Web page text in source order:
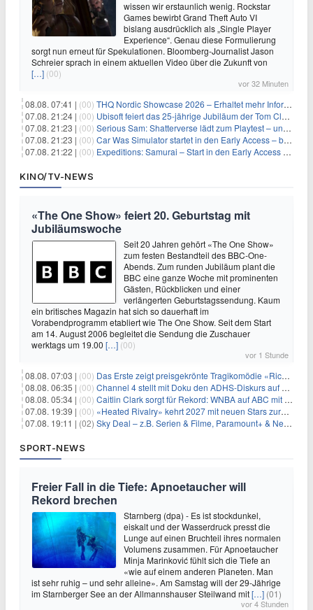
wissen wir erstaunlich wenig. Rockstar
Games bewirbt Grand Theft Auto VI
bislang ausdrücklich als „Single Player
Experience“. Genau diese Formulierung
sorgt nun erneut für Spekulationen. Bloomberg-Journalist Jason
Schreier sprach in einem aktuellen Video über die Zukunft von
[…] (00)
vor 32 Minuten
08.08. 07:41 | (00) THQ Nordic Showcase 2026 – Erhaltet mehr Informationen
07.08. 21:24 | (00) Ubisoft feiert das 25-jährige Jubiläum der Tom Clancy’s Ghost Recon-Reihe
07.08. 21:23 | (00) Serious Sam: Shatterverse lädt zum Playtest – und erscheint schon bald!
07.08. 21:23 | (00) Car Was Simulator startet in den Early Access – bald gehts los!
07.08. 21:22 | (00) Expeditions: Samurai – Start in den Early Access ab heute im feudalen Japan
KINO/TV-NEWS
«The One Show» feiert 20. Geburtstag mit
Jubiläumswoche
Seit 20 Jahren gehört «The One Show»
zum festen Bestandteil des BBC-One-
Abends. Zum runden Jubiläum plant die
BBC eine ganze Woche mit prominenten
Gästen, Rückblicken und einer
verlängerten Geburtstagssendung. Kaum
ein britisches Magazin hat sich so dauerhaft im
Vorabendprogramm etabliert wie The One Show. Seit dem Start
am 14. August 2006 begleitet die Sendung die Zuschauer
werktags um 19.00 […] (00)
vor 1 Stunde
08.08. 07:03 | (00) Das Erste zeigt preisgekrönte Tragikomödie «Rickerl» als Free-TV-Premiere
08.08. 06:35 | (00) Channel 4 stellt mit Doku den ADHS-Diskurs auf den Prüfstand
08.08. 05:34 | (00) Caitlin Clark sorgt für Rekord: WNBA auf ABC mit 2,5 Millionen Zuschauern
07.08. 19:39 | (00) «Heated Rivalry» kehrt 2027 mit neuen Stars zurück
07.08. 19:11 | (02) Sky Deal – z.B. Serien & Filme, Paramount+ & Netflix für 19,99€/Monat
SPORT-NEWS
Freier Fall in die Tiefe: Apnoetaucher will
Rekord brechen
Starnberg (dpa) - Es ist stockdunkel,
eiskalt und der Wasserdruck presst die
Lunge auf einen Bruchteil ihres normalen
Volumens zusammen. Für Apnoetaucher
Minja Marinković fühlt sich die Tiefe an
«wie auf einem anderen Planeten. Man
ist sehr ruhig – und sehr alleine». Am Samstag will der 29-Jährige
im Starnberger See an der Allmannshauser Steilwand mit[…] (01)
vor 4 Stunden